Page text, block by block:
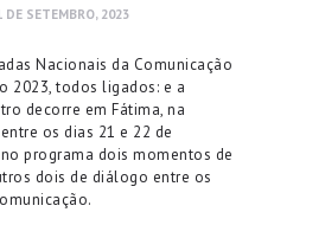
DE SETEMBRO, 2023
Nacionais da Comunicação
2023, todos ligados: e a
decorre em Fátima, na
os dias 21 e 22 de
programa dois momentos de
dois de diálogo entre os